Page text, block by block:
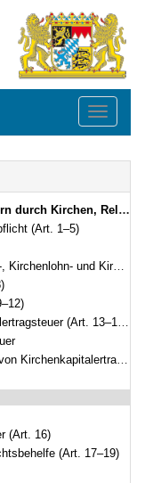
Toggle
vom 21. November 1994 (GVBl. S. 1026) BayRS 2220-4-F/K (Art. 1–27)
(Art. 1–5)
(Art. 6–15a)
(Art. 13–15a)
(Art. 16)
(Art. 17–19)